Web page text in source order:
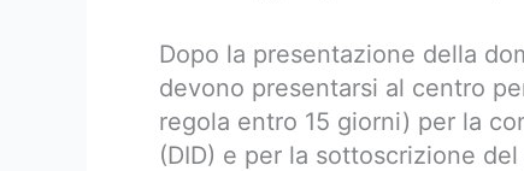
Dopo la presentazione della
devono presentarsi al centro
regola entro 15 giorni) per la
(DID) e per la sottoscrizione